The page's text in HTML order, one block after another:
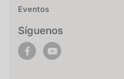
Eventos
Síguenos
POLÍTICA DE
Esta página web utiliza